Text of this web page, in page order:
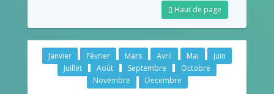
Haut de page
Janvier Février Mars Avril Mai
Juin
Juillet
Août Septembre
Octobre
Novembre
Decembre